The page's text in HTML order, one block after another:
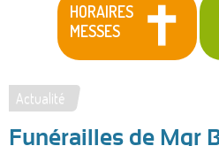
HORAIRES
MESSES
Vous
Actualité
Funérailles de Mgr